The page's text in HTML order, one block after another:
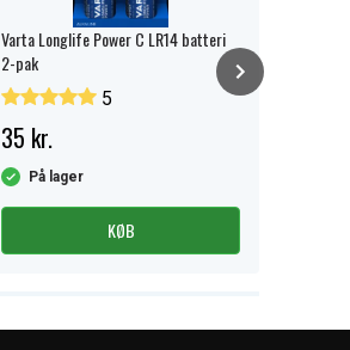
Varta Longlife Power C LR14 batteri
2-pak
5
35 kr.
På lager
KØB